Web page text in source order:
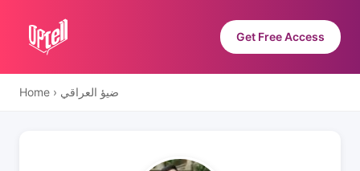
Get Free Access
Home › ضيؤ العراقي